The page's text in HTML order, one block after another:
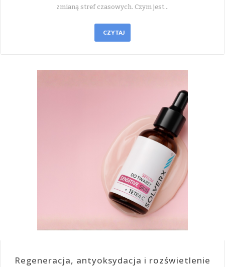
zmianą stref czasowych. Czym jest…
CZYTAJ
Regeneracja, antyoksydacja i rozświetlenie